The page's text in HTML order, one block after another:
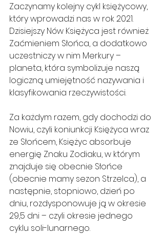
Zaczynamy kolejny cykl księżycowy,
który wprowadzi nas w rok 2021.
Dzisiejszy Nów Księżyca jest również
Zaćmieniem Słońca, a dodatkowo
uczestniczy w nim Merkury –
planeta, która symbolizuje naszą
logiczną umiejętność nazywania i
klasyfikowania rzeczywistości.
Za każdym razem, gdy dochodzi do
Nowiu, czyli koniunkcji Księżyca wraz
ze Słońcem, Księżyc absorbuje
energię Znaku Zodiaku, w którym
znajduje się obecnie Słońce
(obecnie mamy sezon Strzelca), a
następnie, stopniowo, dzień po
dniu, rozdysponowuje ją w okresie
29,5 dni – czyli okresie jednego
cyklu soli-lunarnego.